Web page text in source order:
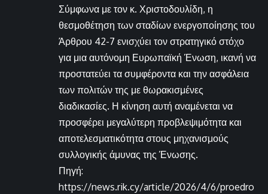
Σύμφωνα με τον κ. Χριστοδουλίδη, η
θεσμοθέτηση των σταδίων ενεργοποίησης του
Άρθρου 42-7 ενισχύει τον στρατηγικό στόχο
για μια αυτόνομη Ευρωπαϊκή Ένωση, ικανή να
προστατεύει τα συμφέροντα και την ασφάλεια
των πολιτών της με θωρακισμένες
διαδικασίες. Η κίνηση αυτή αναμένεται να
προσφέρει μεγαλύτερη προβλεψιμότητα και
αποτελεσματικότητα στους μηχανισμούς
συλλογικής άμυνας της Ένωσης.
Πηγή:
https://news.rik.cy/article/2026/4/6/proedro